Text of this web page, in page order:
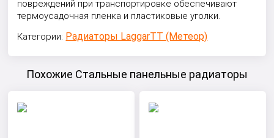
повреждений при транспортировке обеспечивают
термоусадочная пленка и пластиковые уголки.
Категории: Радиаторы LaggarTT (Метеор)
Похожие Стальные панельные радиаторы